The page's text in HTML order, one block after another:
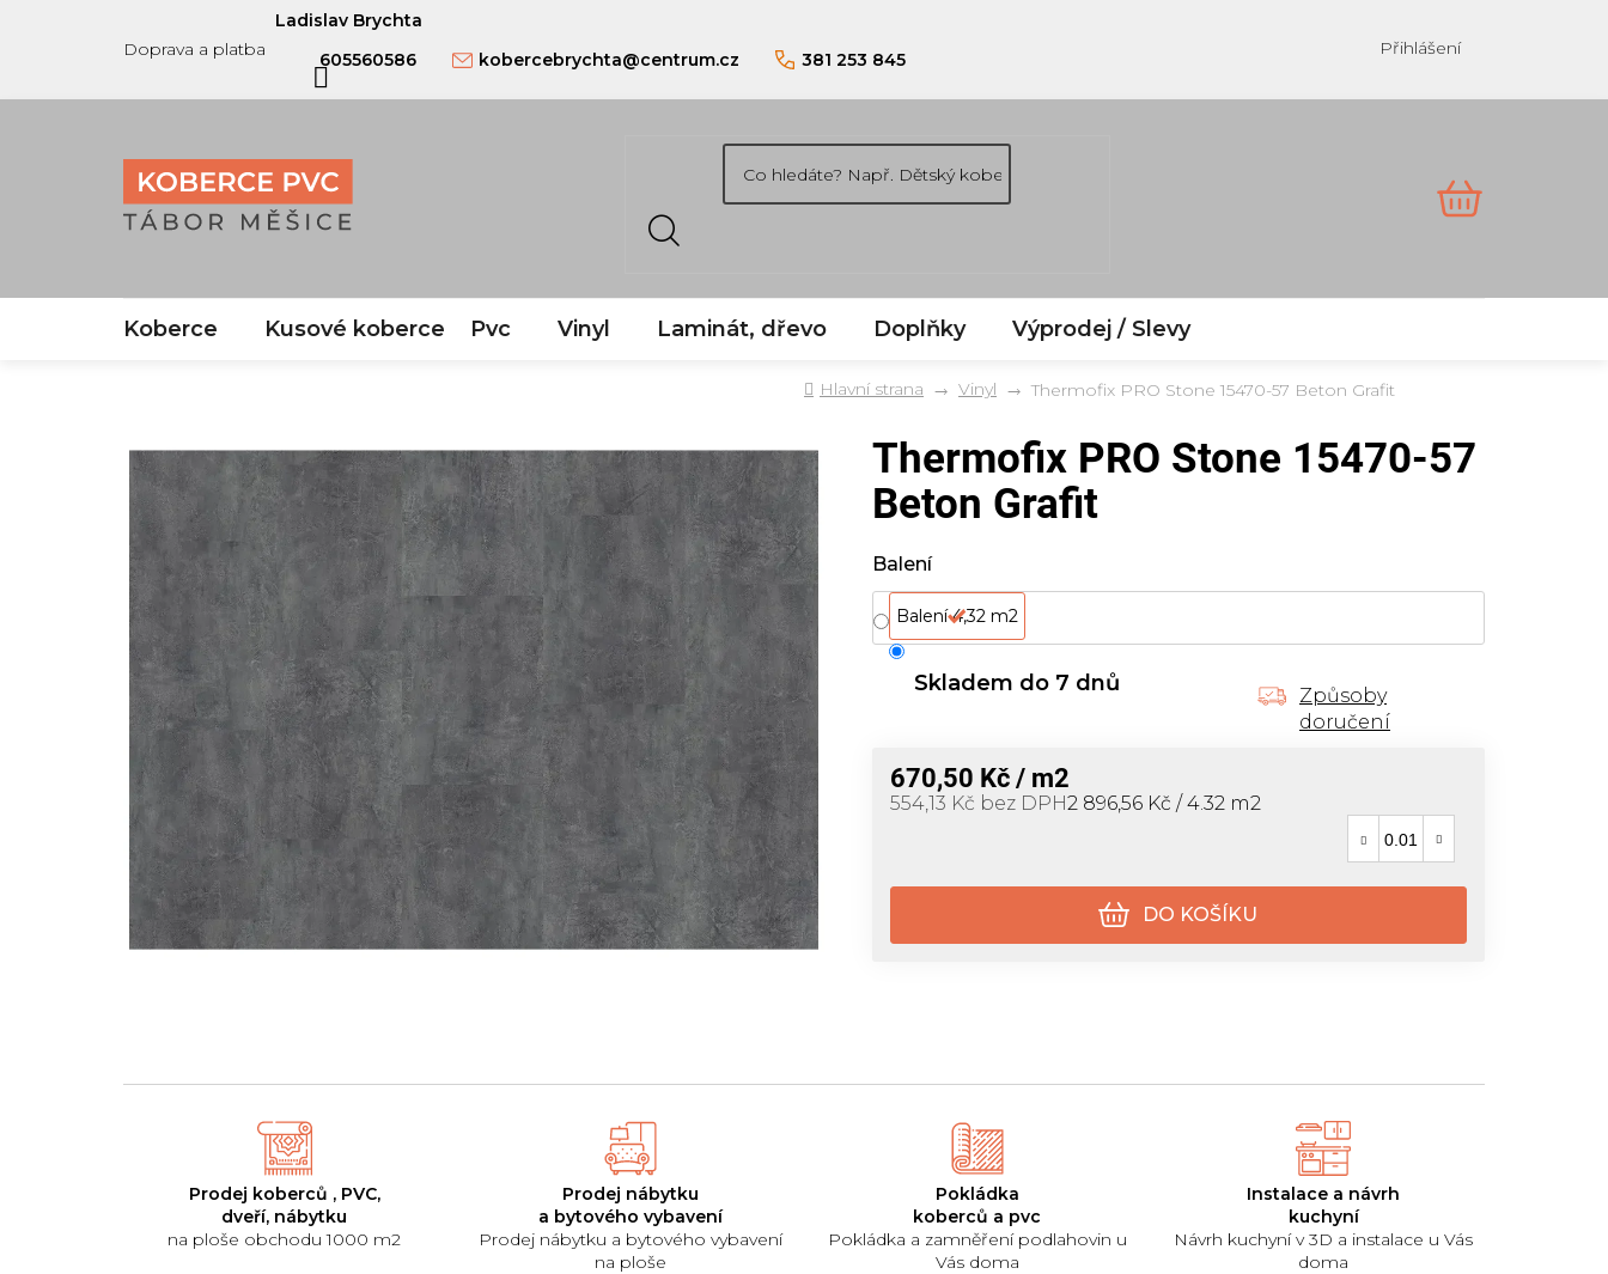
Doprava a platba
Ladislav Brychta
kobercebrychta@centrum.cz 381 253 845
605560586
Přihlášení
NÁKUPNÍ
Koberce Kusové koberce Pvc Vinyl Laminát, dřevo Doplňky Výprodej / Slevy
Domů Vinyl Thermofix PRO Stone 15470-57 Beton Grafit
Thermofix PRO Stone 15470-57
Beton Grafit
Balení
Balení 4,32 m2
Skladem do 7 dnů
Způsoby
doručení
670,50 Kč / m2
554,13 Kč bez DPHMěrná cena:
2 896,56 Kč / 4.32 m2
DO KOŠÍKU
Prodej koberců , PVC,
dveří, nábytku
na ploše obchodu 1000 m2
Prodej nábytku
a bytového vybavení
Prodej nábytku a bytového vybavení
na ploše
Pokládka
koberců a pvc
Pokládka a zamněření podlahovin u
Vás doma
Instalace a návrh
kuchyní
Návrh kuchyní v 3D a instalace u Vás
doma